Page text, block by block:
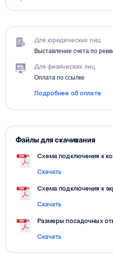
Для юридических лиц
Выставление счета по
Для физических лиц
Оплата по ссылке
Подробнее об оплате
Файлы для скачивания
Схема подключения к
Скачать
Схема подключения к
Скачать
Размеры посадочных
Скачать